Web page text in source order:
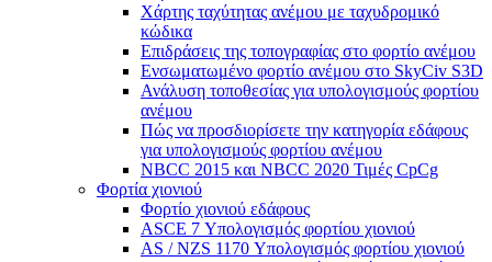
Χάρτης ταχύτητας ανέμου με ταχυδρομικό
κώδικα
Επιδράσεις της τοπογραφίας στο φορτίο ανέμου
Ενσωματωμένο φορτίο ανέμου στο SkyCiv S3D
Ανάλυση τοποθεσίας για υπολογισμούς φορτίου
ανέμου
Πώς να προσδιορίσετε την κατηγορία εδάφους
για υπολογισμούς φορτίου ανέμου
NBCC 2015 και NBCC 2020 Τιμές CpCg
Φορτία χιονιού
Φορτίο χιονιού εδάφους
ASCE 7 Υπολογισμός φορτίου χιονιού
AS / NZS 1170 Υπολογισμός φορτίου χιονιού